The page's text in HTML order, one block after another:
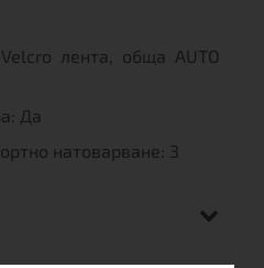
лента, обща AUTO
Да
натоварване: 3